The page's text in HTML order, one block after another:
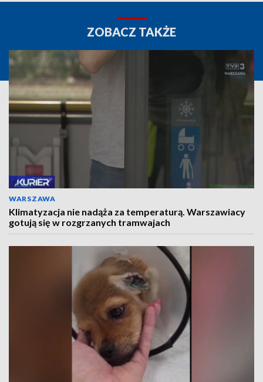
ZOBACZ TAKŻE
WARSZAWA
Klimatyzacja nie nadąża za temperaturą. Warszawiacy
gotują się w rozgrzanych tramwajach